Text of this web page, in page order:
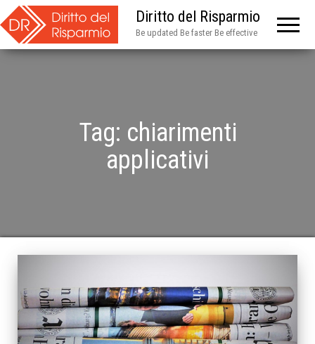
Diritto del Risparmio
Be updated Be faster Be effective
Tag: chiarimenti
applicativi